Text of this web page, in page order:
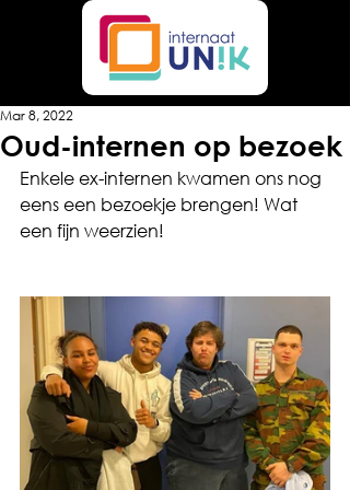
Oud-internen op bezoek
Mar 8, 2022
Enkele ex-internen kwamen ons nog
eens een bezoekje brengen! Wat
een fijn weerzien!